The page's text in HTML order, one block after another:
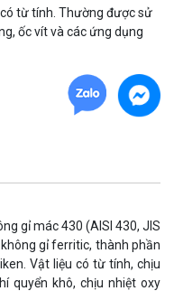
từ tính. Thường được sử
ốc vít và các ứng dụng
gỉ mác 430 (AISI 430, JIS
gỉ ferritic, thành phần
Vật liệu có từ tính, chịu
quyển khô, chịu nhiệt oxy